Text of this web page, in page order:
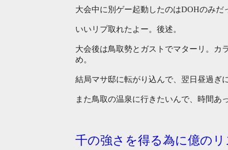
大会中に別ゲー起動したのはDOHのみ
いいリプ取れたよー。後述。
大会後は鳥取勢とガストでマターリ。カ
め。
結局マサ邸に転がり込んで、翌日昼過ぎ
また鳥取の温泉に行きたいんで、時間あ
千の強さを得る為に億の